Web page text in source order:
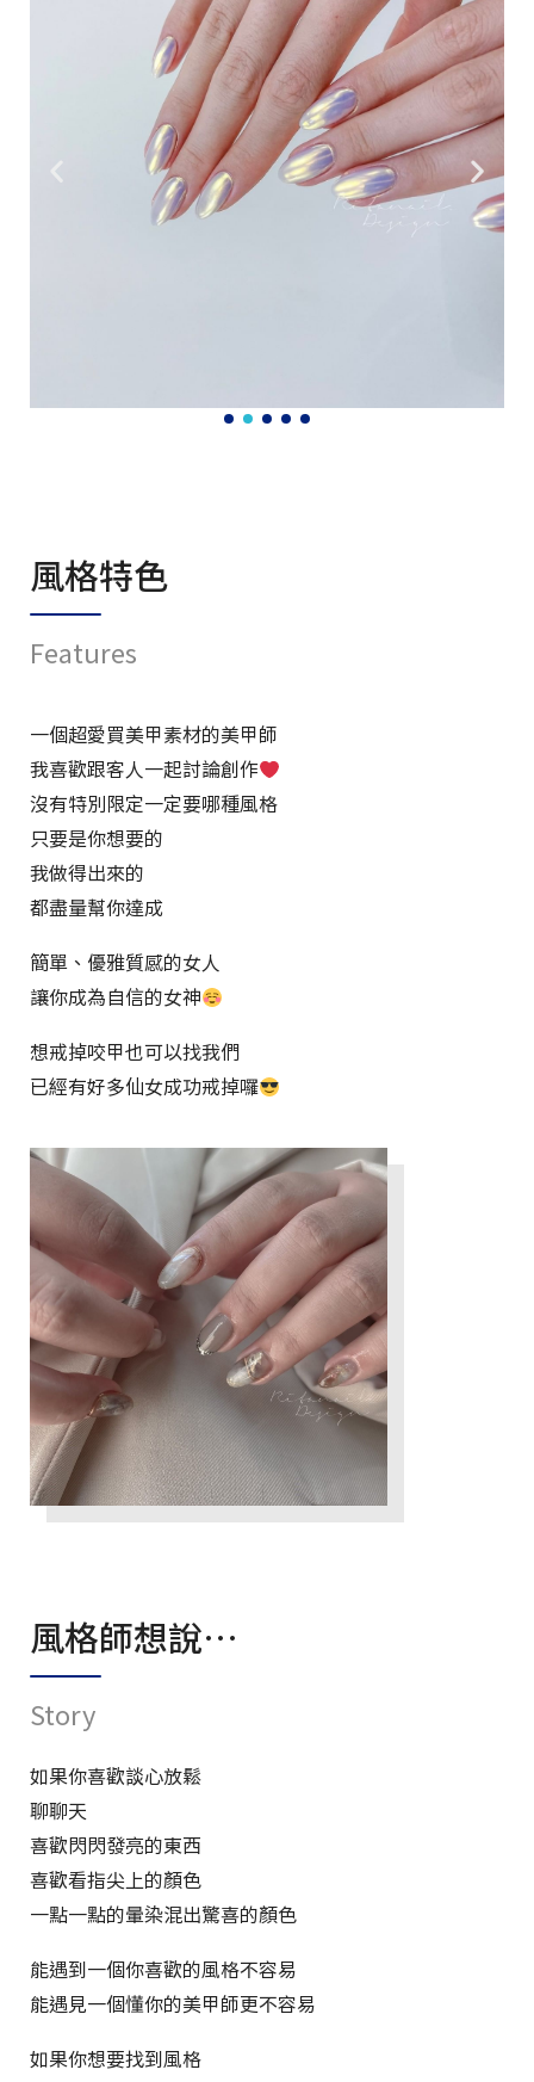
風格特色
Features
一個超愛買美甲素材的美甲師
我喜歡跟客人一起討論創作
沒有特別限定一定要哪種風格
只要是你想要的
我做得出來的
都盡量幫你達成
簡單、優雅質感的女人
讓你成為自信的女神
想戒掉咬甲也可以找我們
已經有好多仙女成功戒掉囉
風格師想說…
Story
如果你喜歡談心放鬆
聊聊天
喜歡閃閃發亮的東西
喜歡看指尖上的顏色
一點一點的暈染混出驚喜的顏色
能遇到一個你喜歡的風格不容易
能遇見一個懂你的美甲師更不容易
如果你想要找到風格